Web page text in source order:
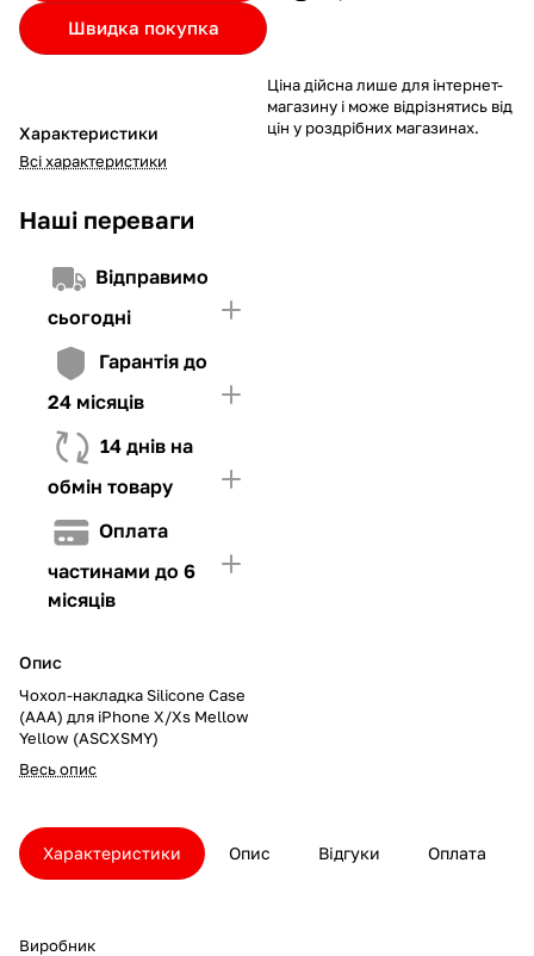
Швидка покупка
Характеристики
Всі характеристики
Наші переваги
Відправимо
сьогодні
Гарантія до
24 місяців
14 днів на
обмін товару
Оплата
частинами до 6
місяців
Опис
Чохол-накладка Silicone Case
(AAA) для iPhone X/Xs Mellow
Yellow (ASCXSMY)
Весь опис
Якщо ліміт нижчий за вартість товару, невистачаючу суму
потрібно внести Першим внеском
4. Мати достатньо коштів для внесення першої частини платежу
та Першого внеску (у разі потреби)
Ціна дійсна лише для інтернет-
магазину і може відрізнятись від
цін у роздрібних магазинах.
Характеристики Опис Відгуки Оплата
Виробник